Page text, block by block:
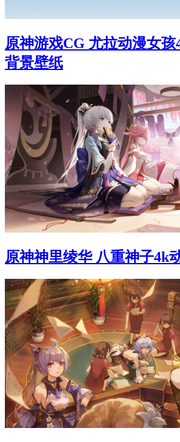
原神游戏CG 尤拉动漫女
背景壁纸
原神神里绫华 八重神子4k